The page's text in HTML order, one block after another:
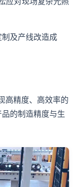
及产线改造成
高精度、高效率的
的制造精度与生